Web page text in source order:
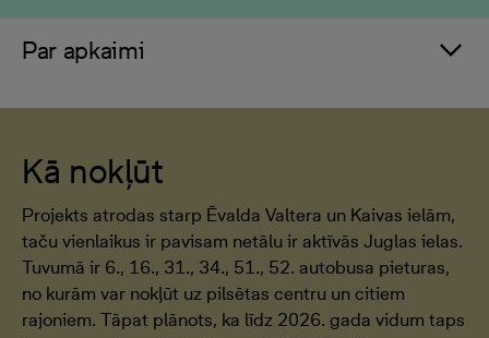
Par apkaimi
Kā nokļūt
Projekts atrodas starp Ēvalda Valtera un Kaivas ielām,
taču vienlaikus ir pavisam netālu ir aktīvās Juglas ielas.
Tuvumā ir 6., 16., 31., 34., 51., 52. autobusa pieturas,
no kurām var nokļūt uz pilsētas centru un citiem
rajoniem. Tāpat plānots, ka līdz 2026. gada vidum taps